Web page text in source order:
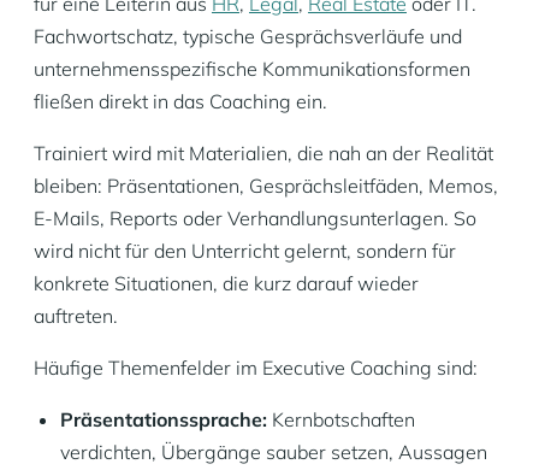
Fachwortschatz, typische Gesprächsverläufe und
unternehmensspezifische Kommunikationsformen
fließen direkt in das Coaching ein.
Trainiert wird mit Materialien, die nah an der Realität
bleiben: Präsentationen, Gesprächsleitfäden, Memos,
E-Mails, Reports oder Verhandlungsunterlagen. So
wird nicht für den Unterricht gelernt, sondern für
konkrete Situationen, die kurz darauf wieder
auftreten.
Häufige Themenfelder im Executive Coaching sind:
Präsentationssprache: Kernbotschaften
verdichten, Übergänge sauber setzen, Aussagen